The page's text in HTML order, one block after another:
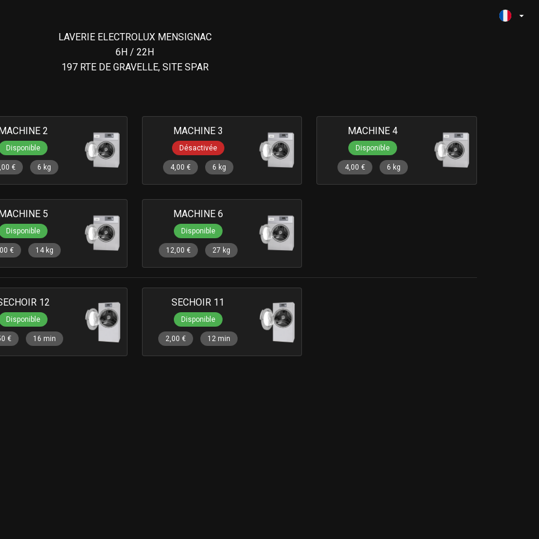
LAVERIE ELECTROLUX MENSIGNAC
6H / 22H
197 RTE DE GRAVELLE, SITE SPAR
2
Disponible
€ 6 kg
MACHINE 3
Désactivée
4,00 € 6 kg
MACHINE 4
Disponible
4,00 € 6 kg
5
Disponible
€ 14 kg
MACHINE 6
Disponible
12,00 € 27 kg
12
Disponible
€ 16 min
SECHOIR 11
Disponible
2,00 € 12 min